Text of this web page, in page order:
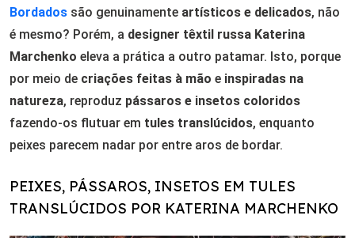
Bordados são genuinamente artísticos e delicados, não
é mesmo? Porém, a designer têxtil russa Katerina
Marchenko eleva a prática a outro patamar. Isto, porque
por meio de criações feitas à mão e inspiradas na
natureza, reproduz pássaros e insetos coloridos
fazendo-os flutuar em tules translúcidos, enquanto
peixes parecem nadar por entre aros de bordar.
PEIXES, PÁSSAROS, INSETOS EM TULES
TRANSLÚCIDOS POR KATERINA MARCHENKO